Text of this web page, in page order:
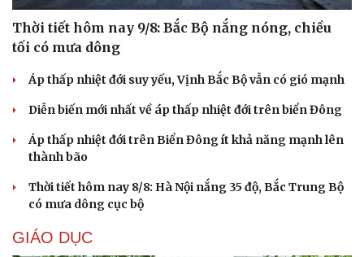
Thời tiết hôm nay 9/8: Bắc Bộ nắng nóng, chiều
tối có mưa dông
Áp thấp nhiệt đới suy yếu, Vịnh Bắc Bộ vẫn có gió mạnh
Diễn biến mới nhất về áp thấp nhiệt đới trên biển Đông
Áp thấp nhiệt đới trên Biển Đông ít khả năng mạnh lên
thành bão
Thời tiết hôm nay 8/8: Hà Nội nắng 35 độ, Bắc Trung Bộ
có mưa dông cục bộ
GIÁO DỤC